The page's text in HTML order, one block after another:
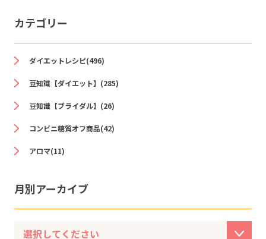
カテゴリー
ダイエットレシピ(496)
豆知識【ダイエット】(285)
豆知識【ブライダル】(26)
コンビニ糖質オフ商品(42)
アロマ(11)
月別アーカイブ